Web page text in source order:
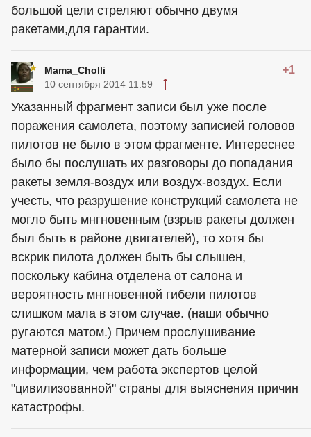
большой цели стреляют обычно двумя
ракетами,для гарантии.
Mama_Cholli +1
10 сентября 2014 11:59
Указанный фрагмент записи был уже после
поражения самолета, поэтому записией головов
пилотов не было в этом фрагменте. Интереснее
было бы послушать их разговоры до попадания
ракеты земля-воздух или воздух-воздух. Если
учесть, что разрушение конструкций самолета не
могло быть мнгновенным (взрыв ракеты должен
был быть в районе двигателей), то хотя бы
вскрик пилота должен быть бы слышен,
поскольку кабина отделена от салона и
вероятность мнгновенной гибели пилотов
слишком мала в этом случае. (наши обычно
ругаются матом.) Причем прослушивание
матерной записи может дать больше
информации, чем работа экспертов целой
"цивилизованной" страны для выяснения причин
катастрофы.